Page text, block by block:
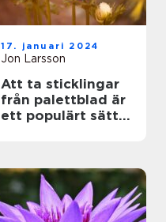
17. januari 2024
Jon Larsson
Att ta sticklingar
från palettblad är
ett populärt sätt